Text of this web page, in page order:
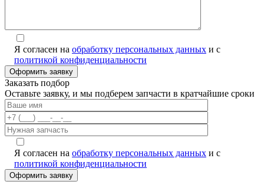
Я согласен на обработку персональных данных и с
политикой конфиденциальности
Заказать подбор
Оставьте заявку, и мы подберем запчасти в кратчайшие сроки
Я согласен на обработку персональных данных и с
политикой конфиденциальности